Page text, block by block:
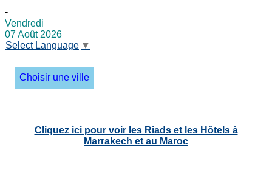
-
Vendredi
07 Août 2026
Select Language ▼
Choisir une ville
Cliquez ici pour voir les Riads et les Hôtels à
Marrakech et au Maroc